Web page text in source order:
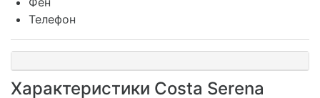
Телефон
Характеристики Costa Serena